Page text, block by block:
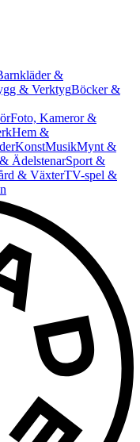
&
& VerktygBöcker &
Foto, Kameror &
Hem &
KonstMusikMynt &
ÄdelstenarSport &
& VäxterTV-spel &